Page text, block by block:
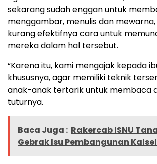
sekarang sudah enggan untuk
menggambar, menulis dan
kurang efektifnya cara untuk
mereka dalam hal tersebut.
“Karena itu, kami mengajak kepada
khususnya, agar memiliki teknik
anak-anak tertarik untuk membaca
tuturnya.
Baca Juga : Rakercab ISNU
Gebrak Isu Pembangunan Kalsel